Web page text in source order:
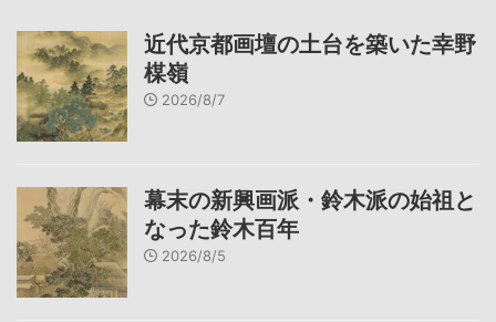
近代京都画壇の土台を築いた幸野
楳嶺
2026/8/7
幕末の新興画派・鈴木派の始祖と
なった鈴木百年
2026/8/5